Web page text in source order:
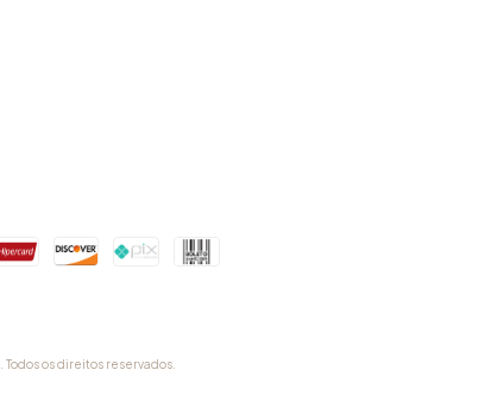
os direitos reservados.